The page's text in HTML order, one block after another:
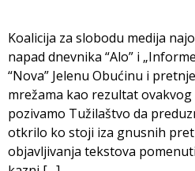
Koalicija za slobodu medija
napad dnevnika “Alo” i
“Nova” Jelenu Obućinu i
mrežama kao rezultat
pozivamo Tužilaštvo da
otkrilo ko stoji iza gnusnih
objavljivanja tekstova